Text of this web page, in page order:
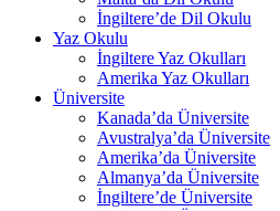
İngiltere’de Dil Okulu
Yaz Okulu
İngiltere Yaz Okulları
Amerika Yaz Okulları
Üniversite
Kanada’da Üniversite
Avustralya’da Üniversite
Amerika’da Üniversite
Almanya’da Üniversite
İngiltere’de Üniversite